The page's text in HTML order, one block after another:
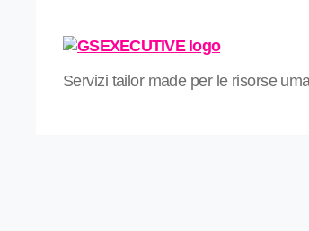
Servizi tailor made per le risorse